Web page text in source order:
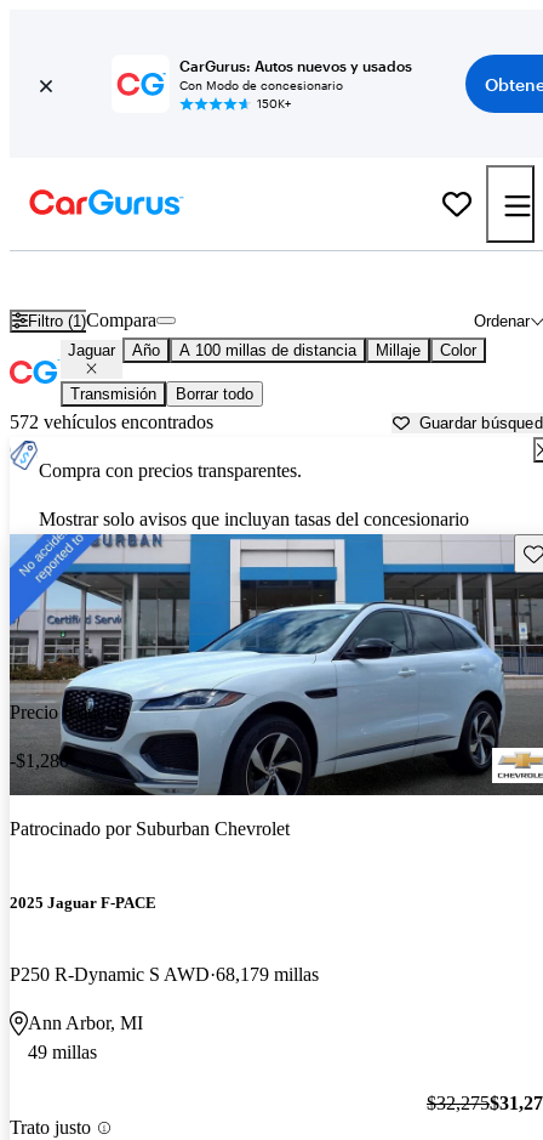
CarGurus: Autos nuevos y usados
Con Modo de concesionario
150K+
Filtro (1) Ordenar
Compara
Jaguar Año A 100 millas de distancia Millaje Color
Transmisión Borrar todo
572 vehículos encontrados Guardar
Compra con precios transparentes.
Mostrar solo avisos que incluyan tasas del concesionario
Precio reducido
-$1,280
Patrocinado por Suburban Chevrolet
2025 Jaguar F-PACE
P250 R-Dynamic S AWD 68,179 millas
Ann Arbor, MI
49 millas
Trato justo
$32,275